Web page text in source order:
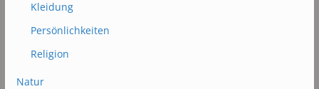
Kleidung
Persönlichkeiten
Religion
Natur